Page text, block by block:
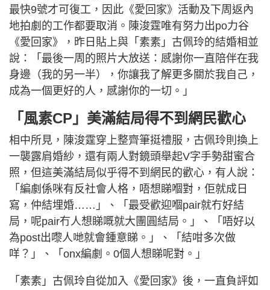
最快9號才可復工，因此《愛回家》活動及下周返內
地拍劇的工作都要取消。陳浚霆唯有努力出po力谷
《愛回家》，昨日貼上與「素素」古佩玲的結婚相並
說：「最後一周的照片大放送：感謝你一直陪伴在我
身邊（我的另一半），你讓我了解更多關於我自己，
成為一個更好的人，感謝你的一切。」
「風素CP」美滿結局得不到網民歡心
相中所見，陳浚霆穿上整齊筆挺禮服，古佩玲則換上
一襲露肩婚紗，還有兩人對鏡頭舉起V字手勢甜蜜合
照，但這美滿結局似乎得不到網民的歡心，有人說：
「編劇係咪有反社會人格，唔想睇嗰對，佢就成日
寫，仲結埋婚……」、「最受歡迎嗰pair就冇好結
局，呢pair冇人想睇嘅就大團圓結局。」、「唔好以
為post出嚟人哋就會鍾意睇。」、「結咁多次做
咩？」、「onx編劇。0個人想睇呢對。」
「素素」古佩玲自從加入《愛回家》後，一直負評如